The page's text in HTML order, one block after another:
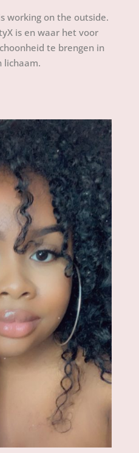
working on the outside.
is en waar het voor
te brengen in
lichaam.